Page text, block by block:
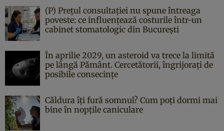
(P) Prețul consultației nu spune întreaga
poveste: ce influențează costurile într-un
cabinet stomatologic din București
În aprilie 2029, un asteroid va trece la limită
pe lângă Pământ. Cercetătorii, îngrijorați de
posibile consecințe
Căldura îți fură somnul? Cum poți dormi mai
bine în nopțile caniculare